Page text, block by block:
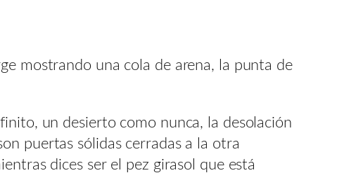
mostrando una cola de arena, la punta de
un desierto como nunca, la desolación
puertas sólidas cerradas a la otra
dices ser el pez girasol que está